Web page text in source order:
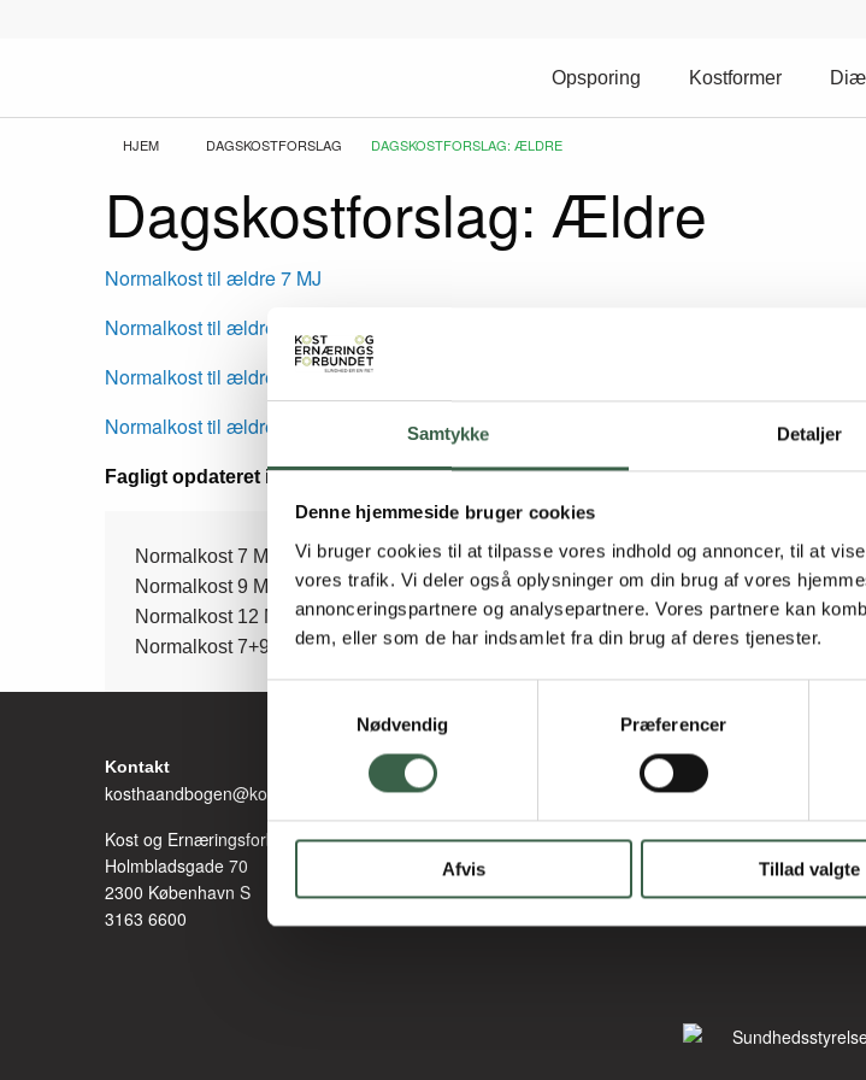
Samtykke Detaljer
Denne hjemmeside bruger cookies
Vi bruger cookies til at tilpasse vores indhold og annoncer, til at
vores trafik. Vi deler også oplysninger om din brug af vores
annonceringspartnere og analysepartnere. Vores partnere kan
dem, eller som de har indsamlet fra din brug af deres tjenester.
Samtykkevalg
Nødvendig
Præferencer
Afvis Tillad valgte
Opsporing Kostformer
Brødkrumme
HJEM DAGSKOSTFORSLAG CURRENT:
DAGSKOSTFORSLAG: ÆLDRE
Dagskostforslag: Ældre
Normalkost til ældre 7 MJ
Normalkost til ældre 9 MJ
Normalkost til ældre 12 MJ
Normalkost til ældre 7+9+12 MJ
Fagligt opdateret i 2016
Side
menu
Normalkost 7 MJ
Normalkost 9 MJ
Normalkost 12 MJ
Normalkost 7+9+12 MJ
Kontakt
kosthaandbogen@kost.dk
Kost og Ernæringsforbundet
Holmbladsgade 70
2300 København S
3163 6600